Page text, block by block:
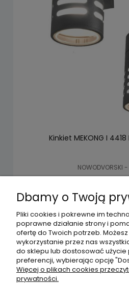
Kinkiet MEKONG I
NOWODVORSKI
Najniższa cena:
do koszyka
promocja
Dbamy o Twoją
Pliki cookies i pokrewne im
poprawne działanie strony i
ofertę do Twoich potrzeb.
wykorzystanie przez nas
do sklepu lub dostosować użycie
preferencji, wybierając opcję
Więcej o plikach cookies
prywatności.